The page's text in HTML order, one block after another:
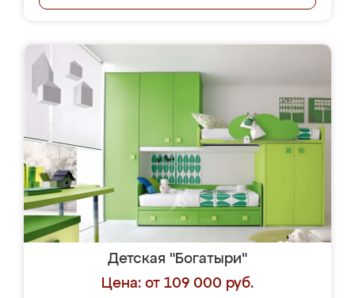
Детская "Богатыри"
Цена: от 109 000 руб.